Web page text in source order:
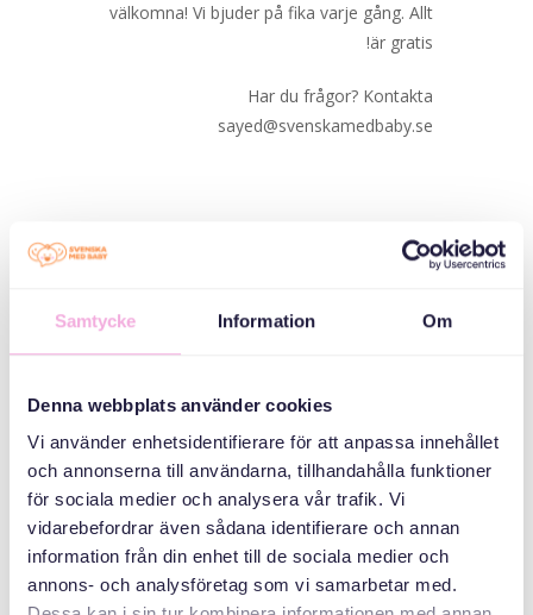
Samtycke Information Om
Denna webbplats använder cookies
Vi använder enhetsidentifierare för att anpassa innehållet
och annonserna till användarna, tillhandahålla funktioner
för sociala medier och analysera vår trafik. Vi
vidarebefordrar även sådana identifierare och annan
information från din enhet till de sociala medier och
annons- och analysföretag som vi samarbetar med.
välkomna! Vi bjuder på fika varje gång. Allt
är gratis!
Har du frågor? Kontakta
sayed@svenskamedbaby.se
Passerad
TIME
14:00 - 16:00
دسته بندی ها